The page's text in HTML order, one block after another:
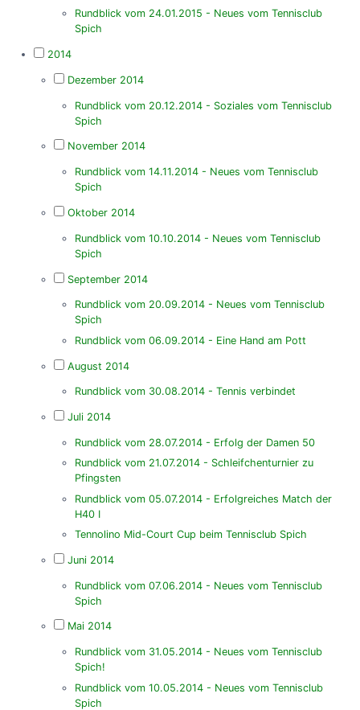
Rundblick vom 24.01.2015 - Neues vom Tennisclub
Spich
2014
Dezember 2014
Rundblick vom 20.12.2014 - Soziales vom Tennisclub
Spich
November 2014
Rundblick vom 14.11.2014 - Neues vom Tennisclub
Spich
Oktober 2014
Rundblick vom 10.10.2014 - Neues vom Tennisclub
Spich
September 2014
Rundblick vom 20.09.2014 - Neues vom Tennisclub
Spich
Rundblick vom 06.09.2014 - Eine Hand am Pott
August 2014
Rundblick vom 30.08.2014 - Tennis verbindet
Juli 2014
Rundblick vom 28.07.2014 - Erfolg der Damen 50
Rundblick vom 21.07.2014 - Schleifchenturnier zu
Pfingsten
Rundblick vom 05.07.2014 - Erfolgreiches Match der
H40 I
Tennolino Mid-Court Cup beim Tennisclub Spich
Juni 2014
Rundblick vom 07.06.2014 - Neues vom Tennisclub
Spich
Mai 2014
Rundblick vom 31.05.2014 - Neues vom Tennisclub
Spich!
Rundblick vom 10.05.2014 - Neues vom Tennisclub
Spich